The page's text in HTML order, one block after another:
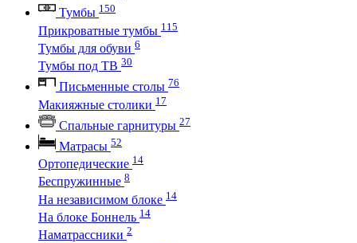
Тумбы 150
Прикроватные тумбы 115
Тумбы для обуви 6
Тумбы под ТВ 30
Письменные столы 76
Макияжные столики 17
Спальные гарнитуры 27
Матрасы 52
Ортопедические 14
Беспружинные 8
На независимом блоке 14
На блоке Боннель 14
Наматрассники 2